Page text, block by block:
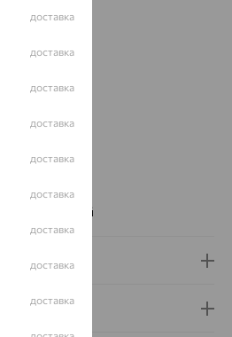
РОССИЯ
Бесцветный
доставка
доставка
доставка
доставка
доставка
доставка
доставка
доставка
доставка